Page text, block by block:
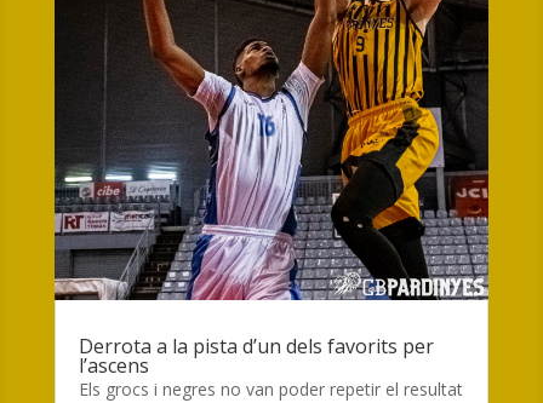
Derrota a la pista d’un dels favorits per
l’ascens
Els grocs i negres no van poder repetir el resultat